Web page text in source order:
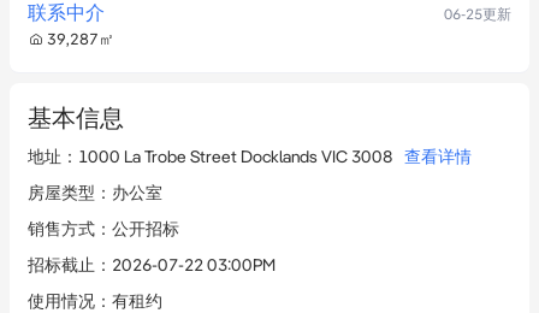
联系中介 06-25更新
39,287 ㎡
基本信息
地址 ： 1000 La Trobe Street Docklands VIC 3008
查看详情
房屋类型 ： 办公室
销售方式 ： 公开招标
招标截止 ： 2026-07-22 03:00PM
使用情况 ： 有租约